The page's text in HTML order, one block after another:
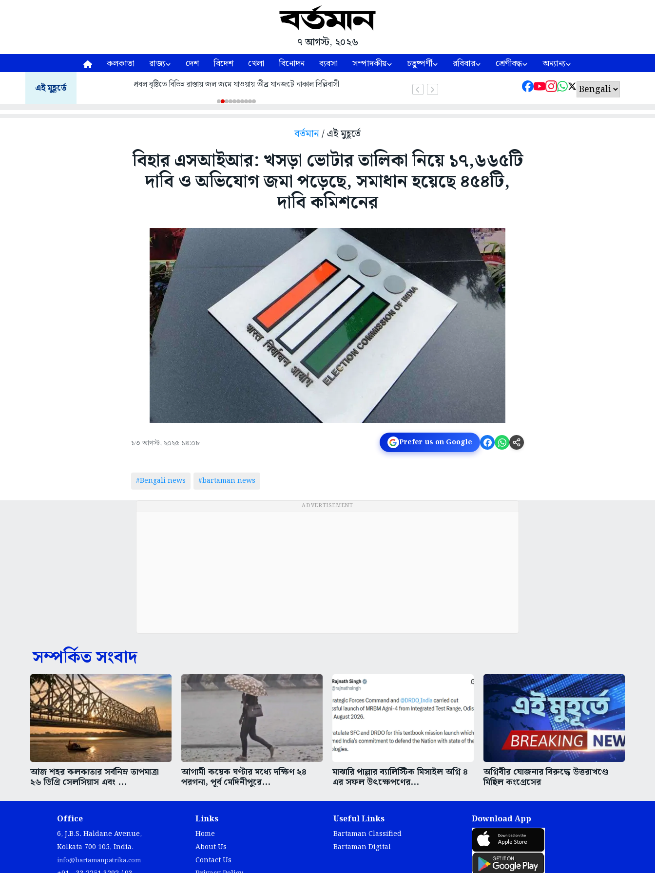
৭ আগস্ট, ২০২৬
কলকাতা রাজ্য দেশ বিদেশ খেলা বিনোদন ব্যবসা সম্পাদকীয় চতুষ্পর্ণী রবিবার শ্রেণীবদ্ধ অন্যান্য
এই মুহূর্তে প্রবল বৃষ্টিতে বিভিন্ন রাস্তায় জল জমে যাওয়ায় তীব্র যানজটে নাকাল দিল্লিবাসী
বর্তমান/ এই মুহূর্তে
বিহার এসআইআর: খসড়া ভোটার তালিকা নিয়ে ১৭,৬৬৫টি
দাবি ও অভিযোগ জমা পড়েছে, সমাধান হয়েছে ৪৫৪টি,
দাবি কমিশনের
১৩ আগস্ট, ২০২৫ ১৪:০৮ Prefer us on Google
#Bengali news #bartaman news
ADVERTISEMENT
সম্পর্কিত সংবাদ
আজ শহর কলকাতার সর্বনিম্ন তাপমাত্রা
২৬ ডিগ্রি সেলসিয়াস এবং ...
আগামী কয়েক ঘণ্টার মধ্যে দক্ষিণ ২৪
পরগনা, পূর্ব মেদিনীপুরে...
মাঝারি পাল্লার ব্যালিস্টিক মিসাইল অগ্নি ৪
এর সফল উৎক্ষেপণের...
অগ্নিবীর যোজনার বিরুদ্ধে উত্তরাখণ্ডে
মিছিল কংগ্রেসের
Office
6, J.B.S. Haldane Avenue,
Kolkata 700 105, India.
info@bartamanpatrika.com
Links
Home
About Us
Contact Us
Useful Links
Bartaman Classified
Bartaman Digital
Download App